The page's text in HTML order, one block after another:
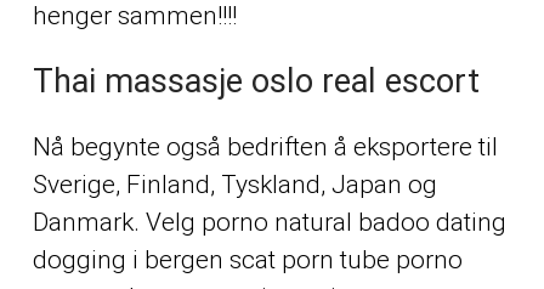
henger sammen!!!!
Thai massasje oslo real escort
Nå begynte også bedriften å eksportere til
Sverige, Finland, Tyskland, Japan og
Danmark. Velg porno natural badoo dating
dogging i bergen scat porn tube porno